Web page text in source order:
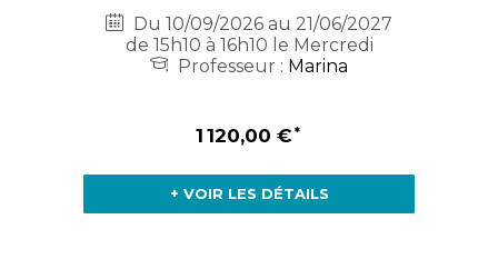
Du 10/09/2026 au 21/06/2027
de 15h10 à 16h10 le Mercredi
Professeur : Marina
1 120,00 €
+ VOIR LES DÉTAILS